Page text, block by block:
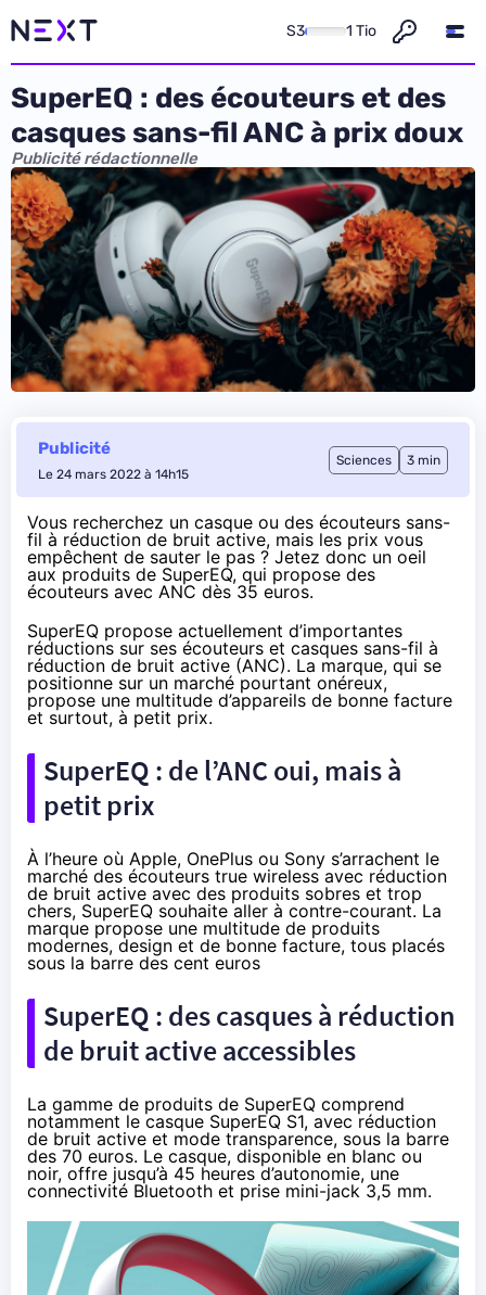
S3 1 Tio
SuperEQ : des écouteurs et des
casques sans-fil ANC à prix doux
Publicité rédactionnelle
Publicité
Le 24 mars 2022 à 14h15
Sciences 3 min
Vous recherchez un casque ou des écouteurs sans-
fil à réduction de bruit active, mais les prix vous
empêchent de sauter le pas ? Jetez donc un oeil
aux produits de SuperEQ, qui propose des
écouteurs avec ANC dès 35 euros.
SuperEQ propose actuellement d’importantes
réductions sur ses écouteurs et casques sans-fil à
réduction de bruit active (ANC). La marque, qui se
positionne sur un marché pourtant onéreux,
propose une multitude d’appareils de bonne facture
et surtout, à petit prix.
SuperEQ : de l’ANC oui, mais à
petit prix
À l’heure où Apple, OnePlus ou Sony s’arrachent le
marché des écouteurs true wireless avec réduction
de bruit active avec des produits sobres et trop
chers, SuperEQ souhaite aller à contre-courant. La
marque propose une multitude de produits
modernes, design et de bonne facture, tous placés
sous la barre des cent euros
SuperEQ : des casques à réduction
de bruit active accessibles
La gamme de produits de SuperEQ comprend
notamment le casque SuperEQ S1, avec réduction
de bruit active et mode transparence, sous la barre
des 70 euros. Le casque, disponible en blanc ou
noir, offre jusqu’à 45 heures d’autonomie, une
connectivité Bluetooth et prise mini-jack 3,5 mm.